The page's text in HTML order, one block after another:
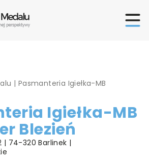
| Pasmanteria Igiełka-MB
Igiełka-MB
Blezień
| 74-320 Barlinek |